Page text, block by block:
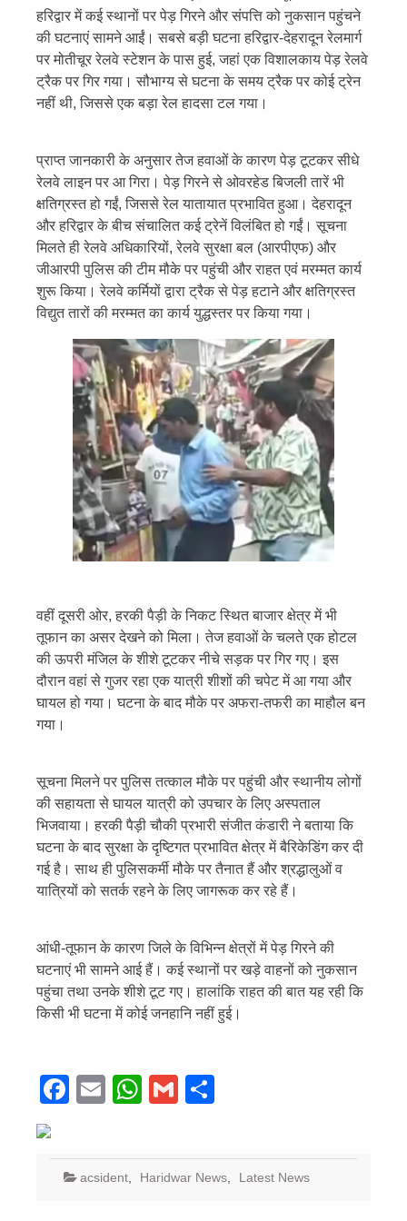
हरिद्वार में कई स्थानों पर पेड़ गिरने और संपत्ति को नुकसान पहुंचने
की घटनाएं सामने आईं। सबसे बड़ी घटना हरिद्वार-देहरादून रेलमार्ग
पर मोतीचूर रेलवे स्टेशन के पास हुई, जहां एक विशालकाय पेड़ रेलवे
ट्रैक पर गिर गया। सौभाग्य से घटना के समय ट्रैक पर कोई ट्रेन
नहीं थी, जिससे एक बड़ा रेल हादसा टल गया।
प्राप्त जानकारी के अनुसार तेज हवाओं के कारण पेड़ टूटकर सीधे
रेलवे लाइन पर आ गिरा। पेड़ गिरने से ओवरहेड बिजली तारें भी
क्षतिग्रस्त हो गईं, जिससे रेल यातायात प्रभावित हुआ। देहरादून
और हरिद्वार के बीच संचालित कई ट्रेनें विलंबित हो गईं। सूचना
मिलते ही रेलवे अधिकारियों, रेलवे सुरक्षा बल (आरपीएफ) और
जीआरपी पुलिस की टीम मौके पर पहुंची और राहत एवं मरम्मत कार्य
शुरू किया। रेलवे कर्मियों द्वारा ट्रैक से पेड़ हटाने और क्षतिग्रस्त
विद्युत तारों की मरम्मत का कार्य युद्धस्तर पर किया गया।
वहीं दूसरी ओर, हरकी पैड़ी के निकट स्थित बाजार क्षेत्र में भी
तूफान का असर देखने को मिला। तेज हवाओं के चलते एक होटल
की ऊपरी मंजिल के शीशे टूटकर नीचे सड़क पर गिर गए। इस
दौरान वहां से गुजर रहा एक यात्री शीशों की चपेट में आ गया और
घायल हो गया। घटना के बाद मौके पर अफरा-तफरी का माहौल बन
गया।
सूचना मिलने पर पुलिस तत्काल मौके पर पहुंची और स्थानीय लोगों
की सहायता से घायल यात्री को उपचार के लिए अस्पताल
भिजवाया। हरकी पैड़ी चौकी प्रभारी संजीत कंडारी ने बताया कि
घटना के बाद सुरक्षा के दृष्टिगत प्रभावित क्षेत्र में बैरिकेडिंग कर दी
गई है। साथ ही पुलिसकर्मी मौके पर तैनात हैं और श्रद्धालुओं व
यात्रियों को सतर्क रहने के लिए जागरूक कर रहे हैं।
आंधी-तूफान के कारण जिले के विभिन्न क्षेत्रों में पेड़ गिरने की
घटनाएं भी सामने आई हैं। कई स्थानों पर खड़े वाहनों को नुकसान
पहुंचा तथा उनके शीशे टूट गए। हालांकि राहत की बात यह रही कि
किसी भी घटना में कोई जनहानि नहीं हुई।
Facebook
EmailWhatsApp
Gmail
acsident, Haridwar News, Latest News